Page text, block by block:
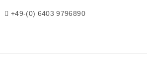
+49-(0) 6403 9796890